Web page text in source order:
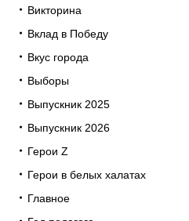
Викторина
Вклад в Победу
Вкус города
Выборы
Выпускник 2025
Выпускник 2026
Герои Z
Герои в белых халатах
Главное